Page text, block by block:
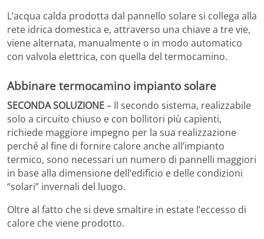
L’acqua calda prodotta dal pannello solare si collega alla
rete idrica domestica e, attraverso una chiave a tre vie,
viene alternata, manualmente o in modo automatico
con valvola elettrica, con quella del termocamino.
Abbinare termocamino impianto solare
SECONDA SOLUZIONE– Il secondo sistema, realizzabile
solo a circuito chiuso e con bollitori più capienti,
richiede maggiore impegno per la sua realizzazione
perché al fine di fornire calore anche all’impianto
termico, sono necessari un numero di pannelli maggiori
in base alla dimensione dell’edificio e delle condizioni
“solari” invernali del luogo.
Oltre al fatto che si deve smaltire in estate l’eccesso di
calore che viene prodotto.